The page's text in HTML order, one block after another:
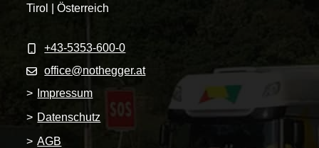
Tirol | Österreich
+43-5353-600-0
office@nothegger.at
>
Impressum
> Datenschutz
> AGB